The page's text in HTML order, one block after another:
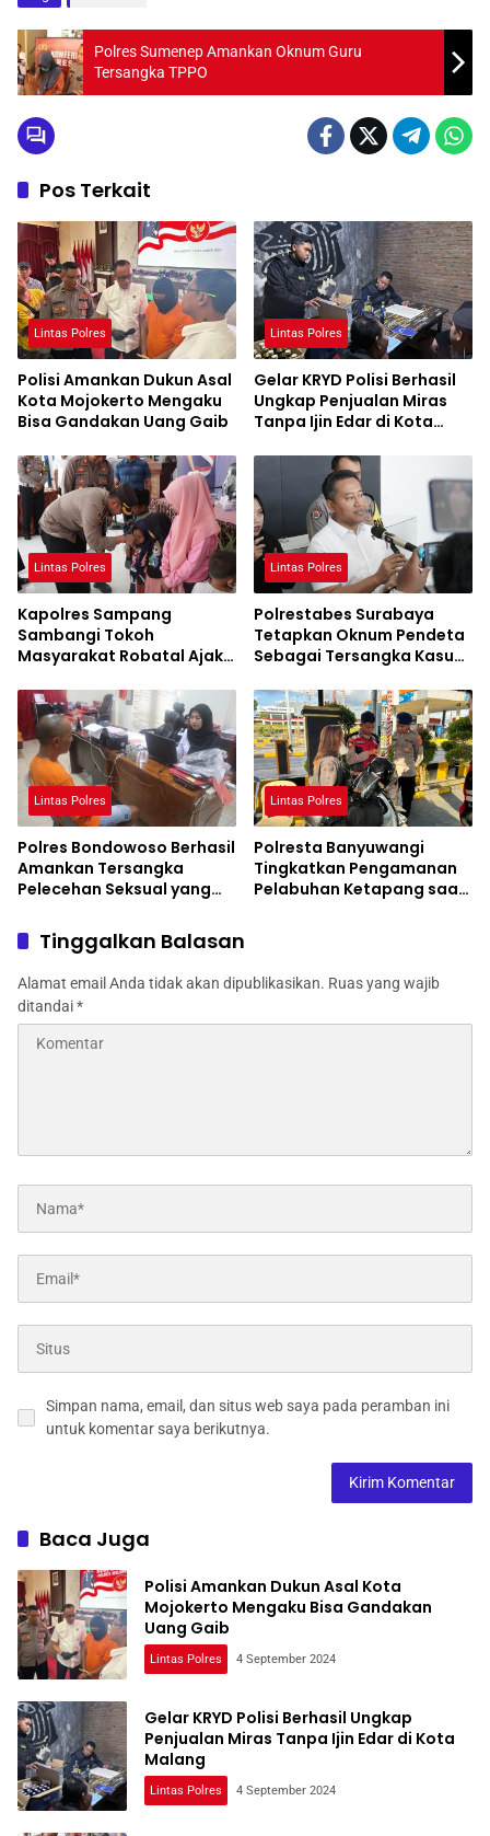
Polres Sumenep Amankan Oknum Guru
Tersangka TPPO
Pos Terkait
Lintas Polres
Polisi Amankan Dukun Asal
Kota Mojokerto Mengaku
Bisa Gandakan Uang Gaib
Lintas Polres
Gelar KRYD Polisi Berhasil
Ungkap Penjualan Miras
Tanpa Ijin Edar di Kota
Lintas Polres
Kapolres Sampang
Sambangi Tokoh
Masyarakat Robatal Ajak
Sejuk dan Damai
Lintas Polres
Polrestabes Surabaya
Tetapkan Oknum Pendeta
Sebagai Tersangka Kasus
Lintas Polres
Polres Bondowoso Berhasil
Amankan Tersangka
Pelecehan Seksual yang
Lintas Polres
Polresta Banyuwangi
Tingkatkan Pengamanan
Pelabuhan Ketapang saat
Tinggalkan Balasan
Alamat email Anda tidak akan dipublikasikan. Ruas yang wajib
ditandai*
Simpan nama, email, dan situs web saya pada peramban ini
untuk komentar saya berikutnya.
Baca Juga
Polisi Amankan Dukun Asal Kota
Mojokerto Mengaku Bisa Gandakan
Uang Gaib
Lintas Polres 4 September 2024
Gelar KRYD Polisi Berhasil Ungkap
Penjualan Miras Tanpa Ijin Edar di Kota
Malang
Lintas Polres 4 September 2024